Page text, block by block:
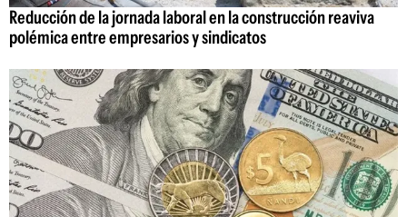
Reducción de la jornada laboral en la construcción reaviva
polémica entre empresarios y sindicatos